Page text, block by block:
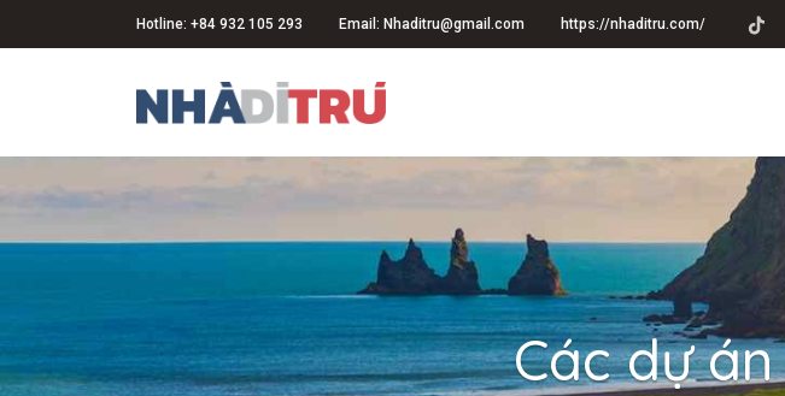
Hotline: +84 932 105 293 Email: Nhaditru@gmail.com https://nhaditru.com/
Các dự